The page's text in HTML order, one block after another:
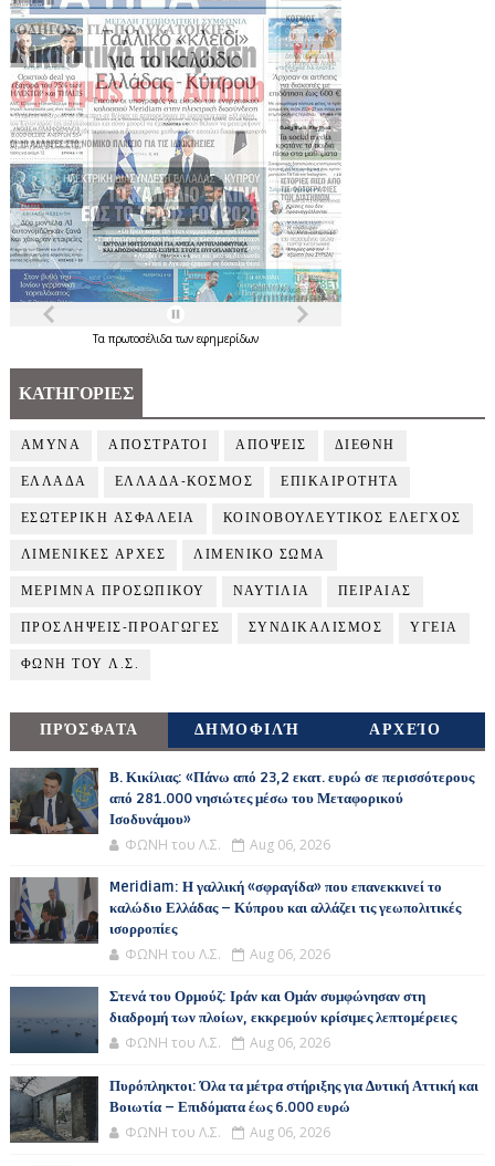
Τα πρωτοσέλιδατων εφημερίδων
ΚΑΤΗΓΟΡΙΕΣ
ΑΜΥΝΑ ΑΠΟΣΤΡΑΤΟΙ ΑΠΟΨΕΙΣ ΔΙΕΘΝΗ
ΕΛΛΑΔΑ ΕΛΛΑΔΑ-ΚΟΣΜΟΣ ΕΠΙΚΑΙΡΟΤΗΤΑ
ΕΣΩΤΕΡΙΚΗ ΑΣΦΑΛΕΙΑ ΚΟΙΝΟΒΟΥΛΕΥΤΙΚΟΣ ΕΛΕΓΧΟΣ
ΛΙΜΕΝΙΚΕΣ ΑΡΧΕΣ ΛΙΜΕΝΙΚΟ ΣΩΜΑ
ΜΕΡΙΜΝΑ ΠΡΟΣΩΠΙΚΟΥ ΝΑΥΤΙΛΙΑ ΠΕΙΡΑΙΑΣ
ΠΡΟΣΛΗΨΕΙΣ-ΠΡΟΑΓΩΓΕΣ ΣΥΝΔΙΚΑΛΙΣΜΟΣ ΥΓΕΙΑ
ΦΩΝΗ ΤΟΥ Λ.Σ.
ΠΡΌΣΦΑΤΑ ΔΗΜΟΦΙΛΉ ΑΡΧΕΊΟ
Β. Κικίλιας: «Πάνω από 23,2 εκατ. ευρώ σε περισσότερους
από 281.000 νησιώτες μέσω του Μεταφορικού
Ισοδυνάμου»
ΦΩΝΗ του Λ.Σ. Aug 06, 2026
Meridiam: Η γαλλική «σφραγίδα» που επανεκκινεί το
καλώδιο Ελλάδας – Κύπρου και αλλάζει τις γεωπολιτικές
ισορροπίες
ΦΩΝΗ του Λ.Σ. Aug 06, 2026
Στενά του Ορμούζ: Ιράν και Ομάν συμφώνησαν στη
διαδρομή των πλοίων, εκκρεμούν κρίσιμες λεπτομέρειες
ΦΩΝΗ του Λ.Σ. Aug 06, 2026
Πυρόπληκτοι: Όλα τα μέτρα στήριξης για Δυτική Αττική και
Βοιωτία – Επιδόματα έως 6.000 ευρώ
ΦΩΝΗ του Λ.Σ. Aug 06, 2026